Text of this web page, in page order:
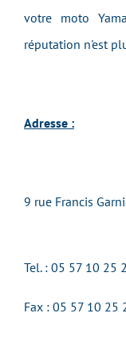
votre moto
réputation n'est
Adresse :
9 rue Francis
Tel. : 05 57 10 25
Fax : 05 57 10 25